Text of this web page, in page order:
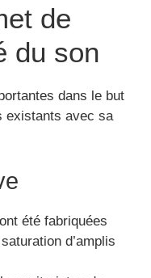
de
du son
dans le but
existants avec sa
ont été fabriquées
d’amplis